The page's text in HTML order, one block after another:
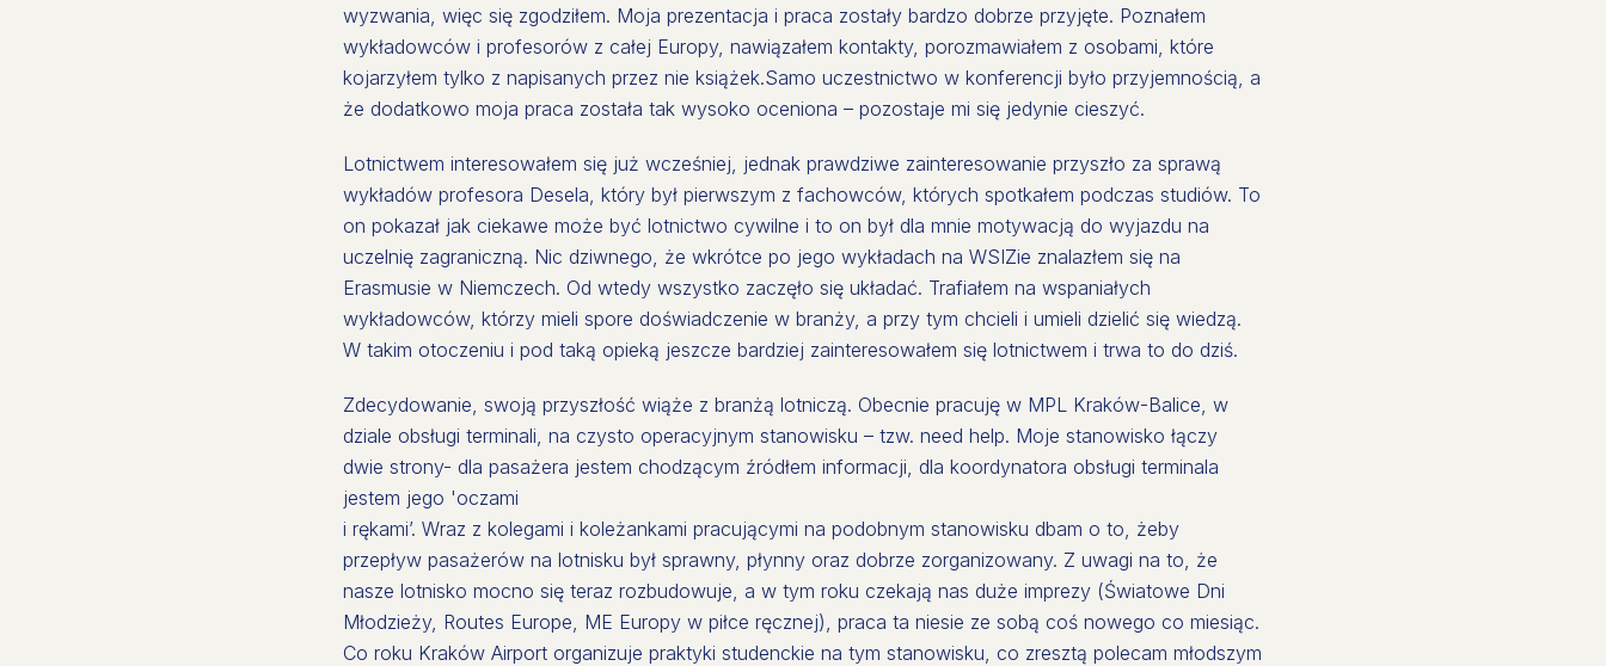
wyzwania, więc się zgodziłem. Moja prezentacja i praca zostały bardzo dobrze przyjęte. Poznałem
wykładowców i profesorów z całej Europy, nawiązałem kontakty, porozmawiałem z osobami, które
kojarzyłem tylko z napisanych przez nie książek.Samo uczestnictwo w konferencji było przyjemnością, a
że dodatkowo moja praca została tak wysoko oceniona – pozostaje mi się jedynie cieszyć.
Lotnictwem interesowałem się już wcześniej, jednak prawdziwe zainteresowanie przyszło za sprawą
wykładów profesora Desela, który był pierwszym z fachowców, których spotkałem podczas studiów. To
on pokazał jak ciekawe może być lotnictwo cywilne i to on był dla mnie motywacją do wyjazdu na
uczelnię zagraniczną. Nic dziwnego, że wkrótce po jego wykładach na WSIZie znalazłem się na
Erasmusie w Niemczech. Od wtedy wszystko zaczęło się układać. Trafiałem na wspaniałych
wykładowców, którzy mieli spore doświadczenie w branży, a przy tym chcieli i umieli dzielić się wiedzą.
W takim otoczeniu i pod taką opieką jeszcze bardziej zainteresowałem się lotnictwem i trwa to do dziś.
Zdecydowanie, swoją przyszłość wiąże z branżą lotniczą. Obecnie pracuję w MPL Kraków-Balice, w
dziale obsługi terminali, na czysto operacyjnym stanowisku – tzw. need help. Moje stanowisko łączy
dwie strony- dla pasażera jestem chodzącym źródłem informacji, dla koordynatora obsługi terminala
jestem jego 'oczami
i rękami’. Wraz z kolegami i koleżankami pracującymi na podobnym stanowisku dbam o to, żeby
przepływ pasażerów na lotnisku był sprawny, płynny oraz dobrze zorganizowany. Z uwagi na to, że
nasze lotnisko mocno się teraz rozbudowuje, a w tym roku czekają nas duże imprezy (Światowe Dni
Młodzieży, Routes Europe, ME Europy w piłce ręcznej), praca ta niesie ze sobą coś nowego co miesiąc.
Co roku Kraków Airport organizuje praktyki studenckie na tym stanowisku, co zresztą polecam młodszym